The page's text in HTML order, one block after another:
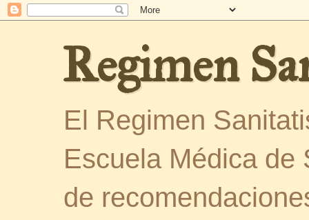
Regimen
El Regimen
Escuela Médica de
de